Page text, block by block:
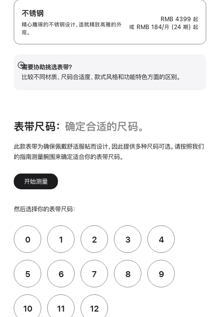
不锈钢
精心雕琢的不锈钢设计，造就精致高雅的外
观。
RMB 4399 起
或 RMB 184/月 (24 期) 起
需要协助挑选表带？
比较不同材质、尺码合适度、款式风格和功能特色方面的区别。
展
开
表带尺码： 确定合适的尺码。
此款表带为确保佩戴舒适服帖而设计，因此提供多种尺码可选。请按照我们
的指南测量腕围来确定适合你的表带尺码。
开始测量
然后选择你的表带尺码：
0 1 2 3 4
5 6 7 8 9
10 11 12